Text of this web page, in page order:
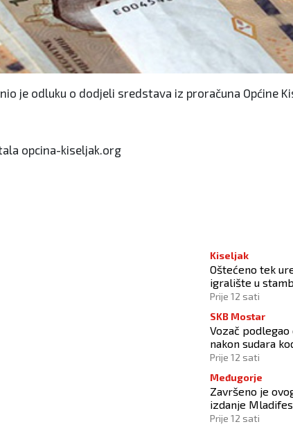
je odluku o dodjeli sredstava iz proračuna Općine
opcina-kiseljak.org
srce" nastavlja sa radom, podržite ih!
Kiseljak
Oštećeno tek
igralište u
naselju
Prije 12 sati
SKB Mostar
Vozač
nakon sudara
Tomislavgrada
Prije 12 sati
Međugorje
Završeno je
izdanje
okupilo mlade iz
Prije 12 sati